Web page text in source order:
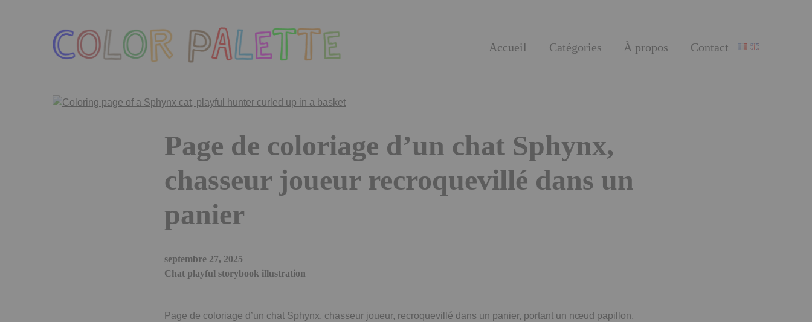
Accueil Catégories À propos Contact
Page de coloriage d’un chat Sphynx,
chasseur joueur recroquevillé dans un
panier
septembre 27, 2025
Chat playful storybook illustration
Page de coloriage d’un chat Sphynx, chasseur joueur, recroquevillé dans un panier, portant un nœud papillon,